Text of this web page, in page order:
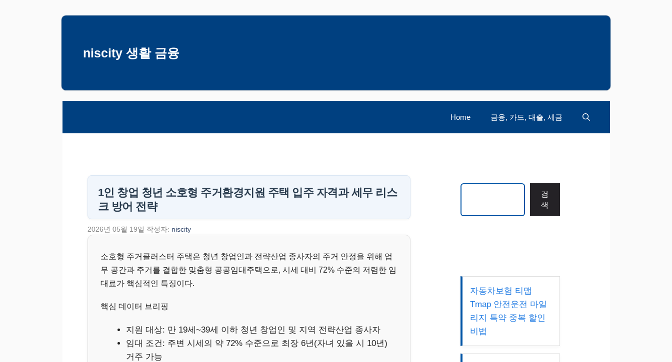
niscity 생활 금융
Home 금융, 카드, 대출, 세금
1인 창업 청년 소호형 주거환경지원 주택 입주 자격과 세무 리스
크 방어 전략
2026년 05월 19일 작성자: niscity
소호형 주거클러스터 주택은 청년 창업인과 전략산업 종사자의 주거 안정을 위해 업
무 공간과 주거를 결합한 맞춤형 공공임대주택으로, 시세 대비 72% 수준의 저렴한 임
대료가 핵심적인 특징이다.
핵심 데이터 브리핑
지원 대상: 만 19세~39세 이하 청년 창업인 및 지역 전략산업 종사자
임대 조건: 주변 시세의 약 72% 수준으로 최장 6년(자녀 있을 시 10년)
거주 가능
검
색
자동차보험 티맵
Tmap 안전운전 마일
리지 특약 중복 할인
비법